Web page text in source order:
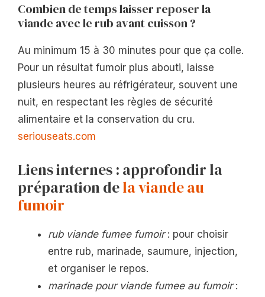
Combien de temps laisser reposer la
viande avec le rub avant cuisson ?
Au minimum 15 à 30 minutes pour que ça colle.
Pour un résultat fumoir plus abouti, laisse
plusieurs heures au réfrigérateur, souvent une
nuit, en respectant les règles de sécurité
alimentaire et la conservation du cru.
seriouseats.com
Liens internes : approfondir la
préparation dela viande au
fumoir
rub viande fumee fumoir: pour choisir
entre rub, marinade, saumure, injection,
et organiser le repos.
marinade pour viande fumee au fumoir: